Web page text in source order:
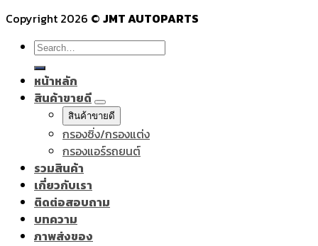
Copyright 2026 © JMT AUTOPARTS
Search
for:
หน้าหลัก
สินค้าขายดี
สินค้าขายดี
กรองซิ่ง/กรองแต่ง
กรองแอร์รถยนต์
รวมสินค้า
เกี่ยวกับเรา
ติดต่อสอบถาม
บทความ
ภาพส่งของ